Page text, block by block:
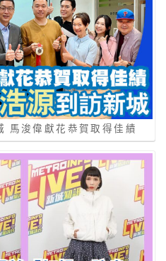
馬浚偉獻花恭賀取得佳績